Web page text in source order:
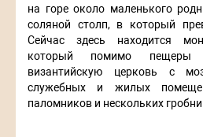
на горе около маленького
соляной столп, в который
Сейчас здесь находится
который помимо
византийскую церковь с
служебных и жилых
паломников и нескольких